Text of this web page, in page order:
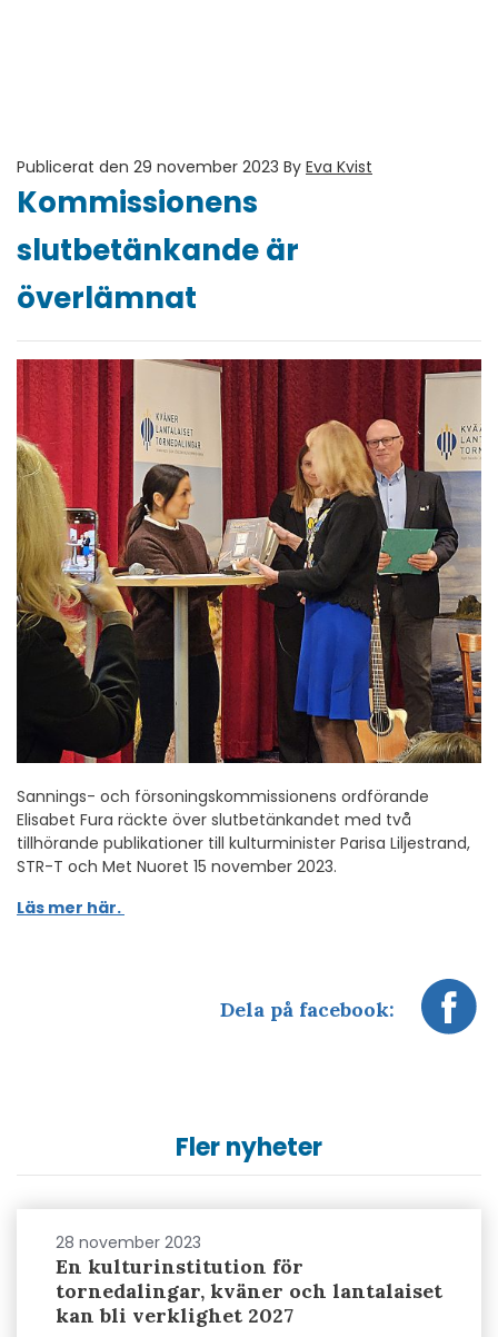
Publicerat den 29 november 2023 By Eva Kvist
Kommissionens
slutbetänkande är
överlämnat
Sannings- och försoningskommissionens ordförande
Elisabet Fura räckte över slutbetänkandet med två
tillhörande publikationer till kulturminister Parisa Liljestrand,
STR-T och Met Nuoret 15 november 2023.
Läs mer här.
Dela på facebook:
Fler nyheter
28 november 2023
En kulturinstitution för
tornedalingar, kväner och lantalaiset
kan bli verklighet 2027